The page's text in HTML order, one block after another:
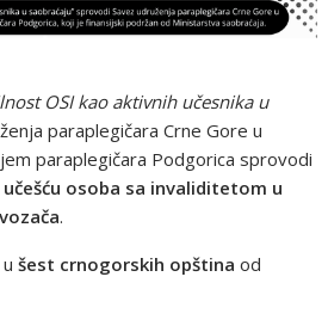
OSI kao aktivnih učesnika u
paraplegičara Crne Gore u
paraplegičara Podgorica sprovodi
osoba sa invaliditetom u
.
ušest crnogorskih opština od